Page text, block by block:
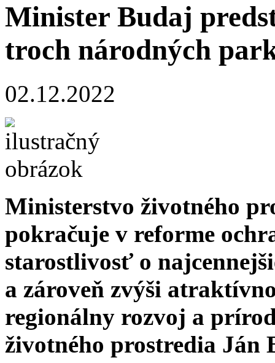
Minister Budaj
troch národných
02.12.2022
Ministerstvo životného
pokračuje v reforme
starostlivosť o
a zároveň zvýši
regionálny rozvoj a
životného prostredia Ján